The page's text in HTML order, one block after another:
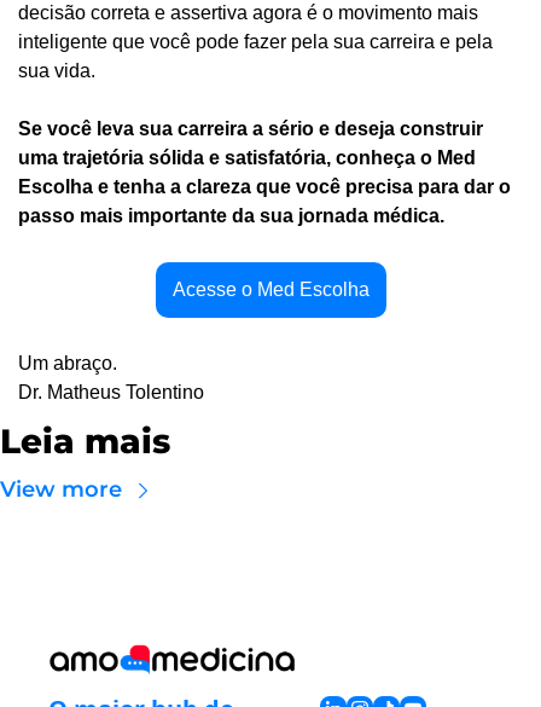
decisão correta e assertiva agora é o movimento mais
inteligente que você pode fazer pela sua carreira e pela
sua vida.
Se você leva sua carreira a sério e deseja construir
uma trajetória sólida e satisfatória, conheça o Med
Escolha e tenha a clareza que você precisa para dar o
passo mais importante da sua jornada médica.
Acesse o Med Escolha
Um abraço.
Dr. Matheus Tolentino
Leia mais
View more